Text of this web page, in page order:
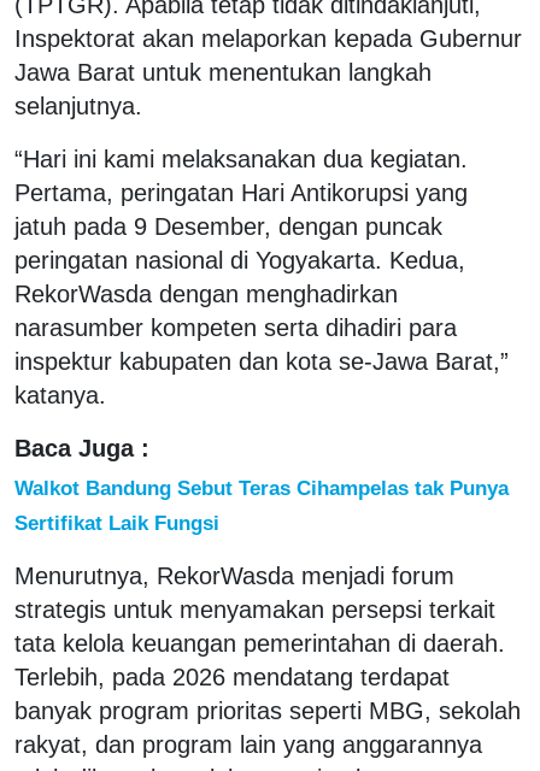
Inspektorat akan melaporkan kepada Gubernur
Jawa Barat untuk menentukan langkah
selanjutnya.
“Hari ini kami melaksanakan dua kegiatan.
Pertama, peringatan Hari Antikorupsi yang
jatuh pada 9 Desember, dengan puncak
peringatan nasional di Yogyakarta. Kedua,
RekorWasda dengan menghadirkan
narasumber kompeten serta dihadiri para
inspektur kabupaten dan kota se-Jawa Barat,”
katanya.
Baca Juga :
Walkot Bandung Sebut Teras Cihampelas tak Punya
Sertifikat Laik Fungsi
Menurutnya, RekorWasda menjadi forum
strategis untuk menyamakan persepsi terkait
tata kelola keuangan pemerintahan di daerah.
Terlebih, pada 2026 mendatang terdapat
banyak program prioritas seperti MBG, sekolah
rakyat, dan program lain yang anggarannya